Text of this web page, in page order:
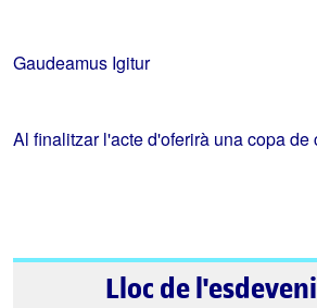
Gaudeamus Igitur
Al finalitzar l'acte d'oferirà una copa de
Lloc de